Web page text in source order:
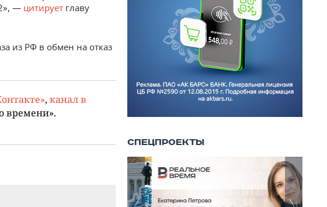
— цитирует главу
из РФ в обмен на отказ
, канал в
времени».